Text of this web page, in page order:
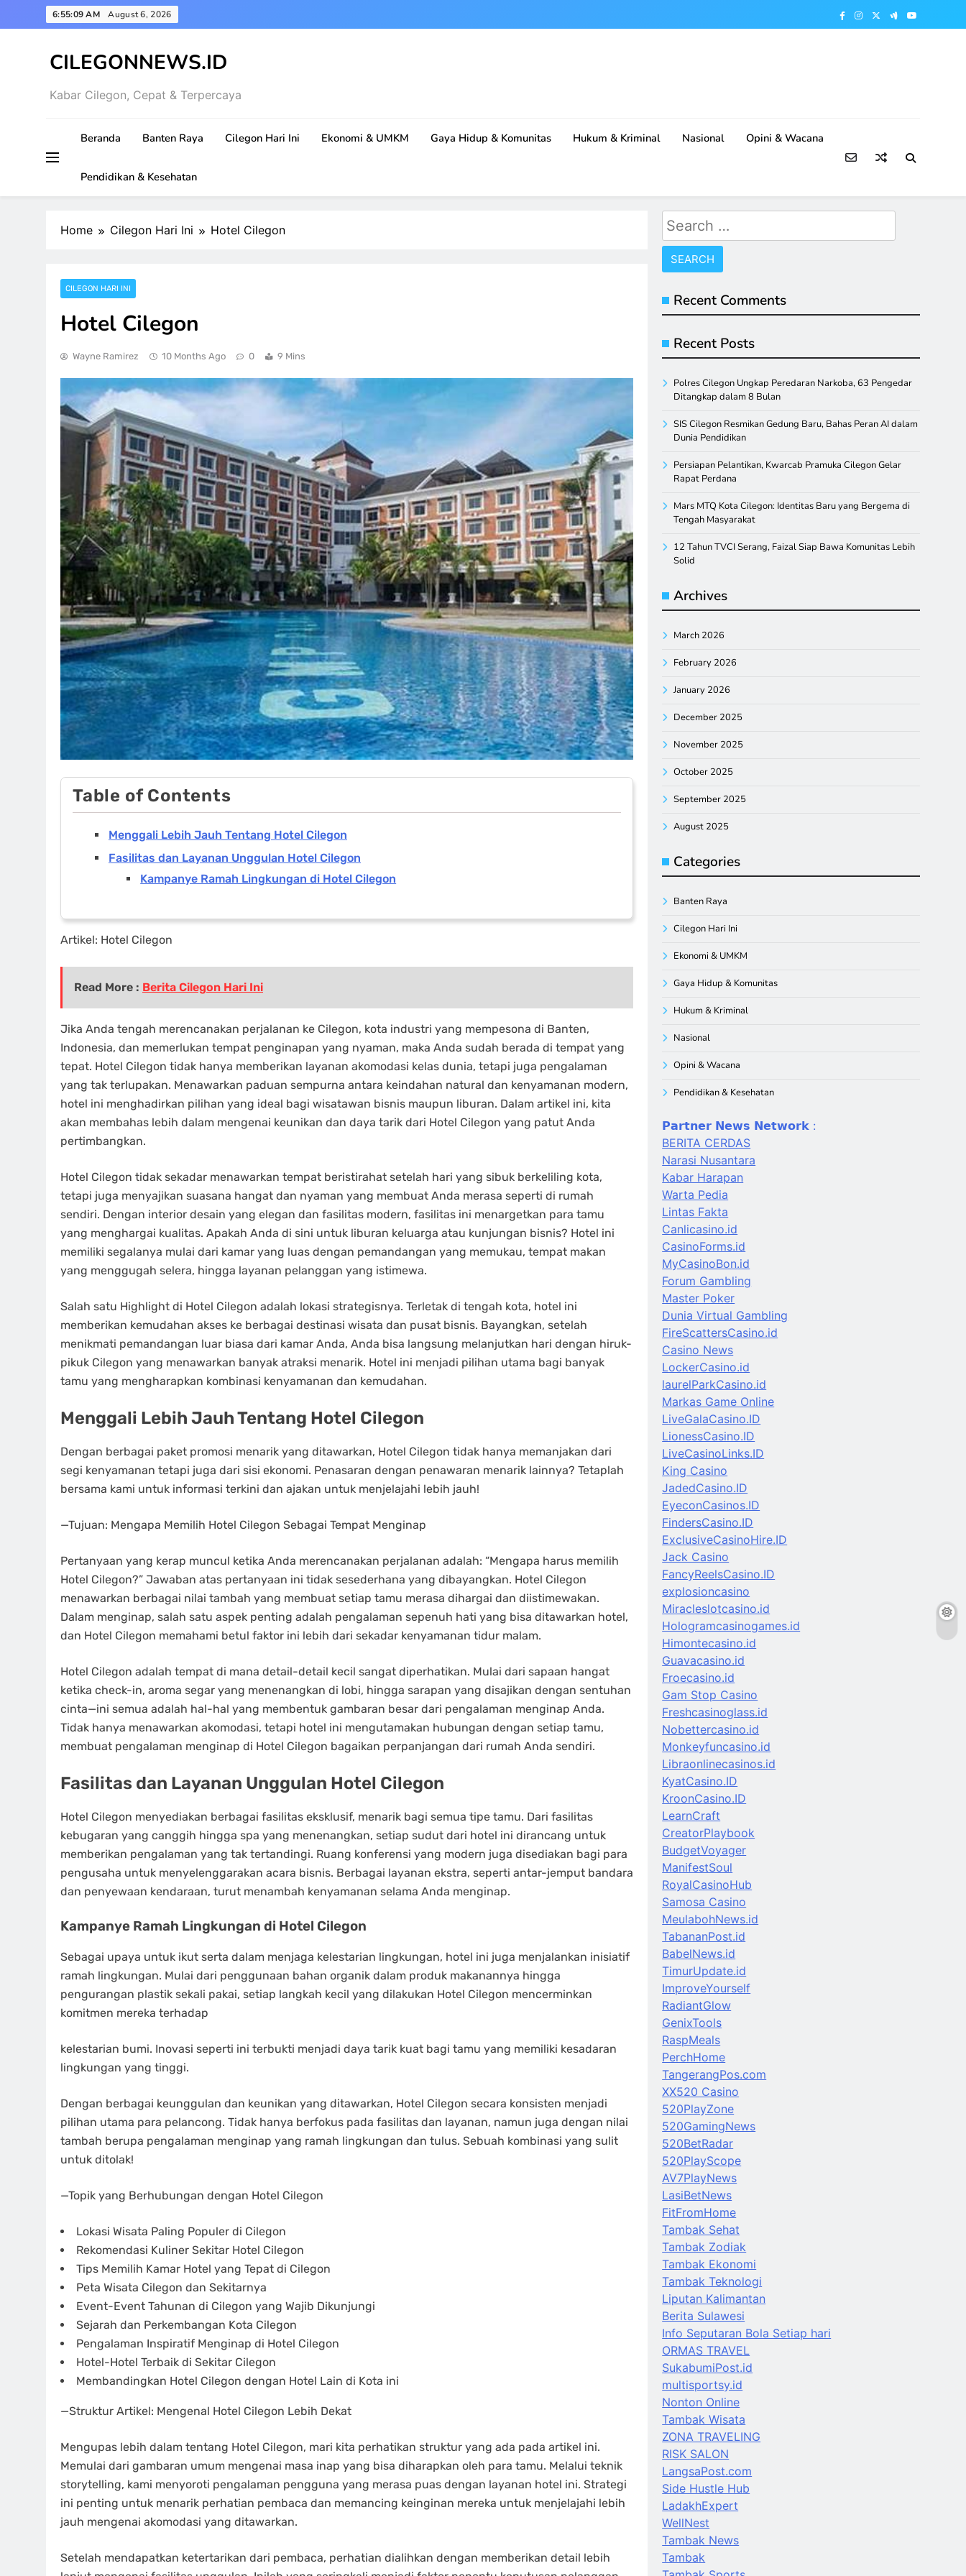
to
6:55:10 AM August 6, 2026
CILEGONNEWS.ID
Kabar Cilegon, Cepat & Terpercaya
Beranda Banten Raya Cilegon Hari Ini Ekonomi & UMKM Gaya Hidup & Komunitas Hukum & Kriminal Nasional Opini & Wacana
Pendidikan & Kesehatan
Home Cilegon Hari Ini Hotel Cilegon
CILEGON HARI INI
Hotel Cilegon
Wayne Ramirez 10 Months Ago 0 9 Mins
Table of Contents
Menggali Lebih Jauh Tentang Hotel Cilegon
Fasilitas dan Layanan Unggulan Hotel Cilegon
Kampanye Ramah Lingkungan di Hotel Cilegon
Artikel: Hotel Cilegon
Read More : Berita Cilegon Hari Ini
Jika Anda tengah merencanakan perjalanan ke Cilegon, kota industri yang mempesona di Banten,
Indonesia, dan memerlukan tempat penginapan yang nyaman, maka Anda sudah berada di tempat yang
tepat. Hotel Cilegon tidak hanya memberikan layanan akomodasi kelas dunia, tetapi juga pengalaman
yang tak terlupakan. Menawarkan paduan sempurna antara keindahan natural dan kenyamanan modern,
hotel ini menghadirkan pilihan yang ideal bagi wisatawan bisnis maupun liburan. Dalam artikel ini, kita
akan membahas lebih dalam mengenai keunikan dan daya tarik dari Hotel Cilegon yang patut Anda
pertimbangkan.
Hotel Cilegon tidak sekadar menawarkan tempat beristirahat setelah hari yang sibuk berkeliling kota,
tetapi juga menyajikan suasana hangat dan nyaman yang membuat Anda merasa seperti di rumah
sendiri. Dengan interior desain yang elegan dan fasilitas modern, fasilitas ini menargetkan para tamu
yang menghargai kualitas. Apakah Anda di sini untuk liburan keluarga atau kunjungan bisnis? Hotel ini
memiliki segalanya mulai dari kamar yang luas dengan pemandangan yang memukau, tempat makan
yang menggugah selera, hingga layanan pelanggan yang istimewa.
Salah satu Highlight di Hotel Cilegon adalah lokasi strategisnya. Terletak di tengah kota, hotel ini
memberikan kemudahan akses ke berbagai destinasi wisata dan pusat bisnis. Bayangkan, setelah
menikmati pemandangan luar biasa dari kamar Anda, Anda bisa langsung melanjutkan hari dengan hiruk-
pikuk Cilegon yang menawarkan banyak atraksi menarik. Hotel ini menjadi pilihan utama bagi banyak
tamu yang mengharapkan kombinasi kenyamanan dan kemudahan.
Menggali Lebih Jauh Tentang Hotel Cilegon
Dengan berbagai paket promosi menarik yang ditawarkan, Hotel Cilegon tidak hanya memanjakan dari
segi kenyamanan tetapi juga dari sisi ekonomi. Penasaran dengan penawaran menarik lainnya? Tetaplah
bersama kami untuk informasi terkini dan ajakan untuk menjelajahi lebih jauh!
—Tujuan: Mengapa Memilih Hotel Cilegon Sebagai Tempat Menginap
Pertanyaan yang kerap muncul ketika Anda merencanakan perjalanan adalah: “Mengapa harus memilih
Hotel Cilegon?” Jawaban atas pertanyaan ini tidak sesederhana yang dibayangkan. Hotel Cilegon
menawarkan berbagai nilai tambah yang membuat setiap tamu merasa dihargai dan diistimewakan.
Dalam menginap, salah satu aspek penting adalah pengalaman sepenuh hati yang bisa ditawarkan hotel,
dan Hotel Cilegon memahami betul faktor ini lebih dari sekadar kenyamanan tidur malam.
Hotel Cilegon adalah tempat di mana detail-detail kecil sangat diperhatikan. Mulai dari sapaan hangat
ketika check-in, aroma segar yang menenangkan di lobi, hingga sarapan yang disajikan dengan sentuhan
cinta—ini semua adalah hal-hal yang membentuk gambaran besar dari pengalaman menginap Anda.
Tidak hanya menawarkan akomodasi, tetapi hotel ini mengutamakan hubungan dengan setiap tamu,
membuat pengalaman menginap di Hotel Cilegon bagaikan perpanjangan dari rumah Anda sendiri.
Fasilitas dan Layanan Unggulan Hotel Cilegon
Hotel Cilegon menyediakan berbagai fasilitas eksklusif, menarik bagi semua tipe tamu. Dari fasilitas
kebugaran yang canggih hingga spa yang menenangkan, setiap sudut dari hotel ini dirancang untuk
memberikan pengalaman yang tak tertandingi. Ruang konferensi yang modern juga disediakan bagi para
pengusaha untuk menyelenggarakan acara bisnis. Berbagai layanan ekstra, seperti antar-jemput bandara
dan penyewaan kendaraan, turut menambah kenyamanan selama Anda menginap.
Kampanye Ramah Lingkungan di Hotel Cilegon
Sebagai upaya untuk ikut serta dalam menjaga kelestarian lingkungan, hotel ini juga menjalankan inisiatif
ramah lingkungan. Mulai dari penggunaan bahan organik dalam produk makanannya hingga
pengurangan plastik sekali pakai, setiap langkah kecil yang dilakukan Hotel Cilegon mencerminkan
komitmen mereka terhadap
kelestarian bumi. Inovasi seperti ini terbukti menjadi daya tarik kuat bagi tamu yang memiliki kesadaran
lingkungan yang tinggi.
Dengan berbagai keunggulan dan keunikan yang ditawarkan, Hotel Cilegon secara konsisten menjadi
pilihan utama para pelancong. Tidak hanya berfokus pada fasilitas dan layanan, namun juga dengan nilai
tambah berupa pengalaman menginap yang ramah lingkungan dan tulus. Sebuah kombinasi yang sulit
untuk ditolak!
—Topik yang Berhubungan dengan Hotel Cilegon
Lokasi Wisata Paling Populer di Cilegon
Rekomendasi Kuliner Sekitar Hotel Cilegon
Tips Memilih Kamar Hotel yang Tepat di Cilegon
Peta Wisata Cilegon dan Sekitarnya
Event-Event Tahunan di Cilegon yang Wajib Dikunjungi
Sejarah dan Perkembangan Kota Cilegon
Pengalaman Inspiratif Menginap di Hotel Cilegon
Hotel-Hotel Terbaik di Sekitar Cilegon
Membandingkan Hotel Cilegon dengan Hotel Lain di Kota ini
—Struktur Artikel: Mengenal Hotel Cilegon Lebih Dekat
Mengupas lebih dalam tentang Hotel Cilegon, mari kita perhatikan struktur yang ada pada artikel ini.
Memulai dari gambaran umum mengenai masa inap yang bisa diharapkan oleh para tamu. Melalui teknik
storytelling, kami menyoroti pengalaman pengguna yang merasa puas dengan layanan hotel ini. Strategi
ini penting untuk menarik perhatian pembaca dan memancing keinginan mereka untuk menjelajahi lebih
jauh mengenai akomodasi yang ditawarkan.
Setelah mendapatkan ketertarikan dari pembaca, perhatian dialihkan dengan memberikan detail lebih
Search
for:
Recent Comments
Recent Posts
Polres Cilegon Ungkap Peredaran Narkoba, 63 Pengedar
Ditangkap dalam 8 Bulan
SIS Cilegon Resmikan Gedung Baru, Bahas Peran AI dalam
Dunia Pendidikan
Persiapan Pelantikan, Kwarcab Pramuka Cilegon Gelar
Rapat Perdana
Mars MTQ Kota Cilegon: Identitas Baru yang Bergema di
Tengah Masyarakat
12 Tahun TVCI Serang, Faizal Siap Bawa Komunitas Lebih
Solid
Archives
March 2026
February 2026
January 2026
December 2025
November 2025
October 2025
September 2025
August 2025
Categories
Banten Raya
Cilegon Hari Ini
Ekonomi & UMKM
Gaya Hidup & Komunitas
Hukum & Kriminal
Nasional
Opini & Wacana
Pendidikan & Kesehatan
𝗣𝗮𝗿𝘁𝗻𝗲𝗿 𝗡𝗲𝘄𝘀 𝗡𝗲𝘁𝘄𝗼𝗿𝗸 :
BERITA CERDAS
Narasi Nusantara
Kabar Harapan
Warta Pedia
Lintas Fakta
Canlicasino.id
CasinoForms.id
MyCasinoBon.id
Forum Gambling
Master Poker
Dunia Virtual Gambling
FireScattersCasino.id
Casino News
LockerCasino.id
laurelParkCasino.id
Markas Game Online
LiveGalaCasino.ID
LionessCasino.ID
LiveCasinoLinks.ID
King Casino
JadedCasino.ID
EyeconCasinos.ID
FindersCasino.ID
ExclusiveCasinoHire.ID
Jack Casino
FancyReelsCasino.ID
explosioncasino
Miracleslotcasino.id
Hologramcasinogames.id
Himontecasino.id
Guavacasino.id
Froecasino.id
Gam Stop Casino
Freshcasinoglass.id
Nobettercasino.id
Monkeyfuncasino.id
Libraonlinecasinos.id
KyatCasino.ID
KroonCasino.ID
LearnCraft
CreatorPlaybook
BudgetVoyager
ManifestSoul
RoyalCasinoHub
Samosa Casino
MeulabohNews.id
TabananPost.id
BabelNews.id
TimurUpdate.id
ImproveYourself
RadiantGlow
GenixTools
RaspMeals
PerchHome
TangerangPos.com
XX520 Casino
520PlayZone
520GamingNews
520BetRadar
520PlayScope
AV7PlayNews
LasiBetNews
FitFromHome
Tambak Sehat
Tambak Zodiak
Tambak Ekonomi
Tambak Teknologi
Liputan Kalimantan
Berita Sulawesi
Info Seputaran Bola Setiap hari
ORMAS TRAVEL
SukabumiPost.id
multisportsy.id
Nonton Online
Tambak Wisata
ZONA TRAVELING
RISK SALON
LangsaPost.com
Side Hustle Hub
LadakhExpert
WellNest
Tambak News
Tambak